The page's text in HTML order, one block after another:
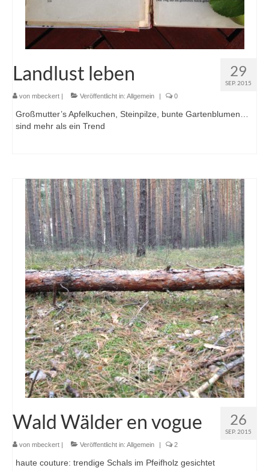
29
SEP. 2015
Landlust leben
von mbeckert | Veröffentlicht in: Allgemein | 0
Großmutter’s Apfelkuchen, Steinpilze, bunte Gartenblumen…
sind mehr als ein Trend
26
SEP. 2015
Wald Wälder en vogue
von mbeckert Veröffentlicht in: Allgemein 2
haute couture: trendige Schals im Pfeifholz gesichtet